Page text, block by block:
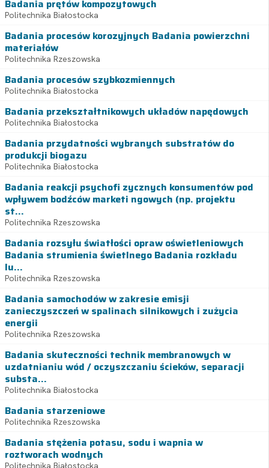
Badania prętów kompozytowych
Politechnika Białostocka
Badania procesów korozyjnych Badania powierzchni
materiałów
Politechnika Rzeszowska
Badania procesów szybkozmiennych
Politechnika Białostocka
Badania przekształtnikowych układów napędowych
Politechnika Białostocka
Badania przydatności wybranych substratów do
produkcji biogazu
Politechnika Białostocka
Badania reakcji psychofi zycznych konsumentów pod
wpływem bodźców marketi ngowych (np. projektu
st...
Politechnika Rzeszowska
Badania rozsyłu światłości opraw oświetleniowych
Badania strumienia świetlnego Badania rozkładu
lu...
Politechnika Rzeszowska
Badania samochodów w zakresie emisji
zanieczyszczeń w spalinach silnikowych i zużycia
energii
Politechnika Rzeszowska
Badania skuteczności technik membranowych w
uzdatnianiu wód / oczyszczaniu ścieków, separacji
substa...
Politechnika Białostocka
Badania starzeniowe
Politechnika Rzeszowska
Badania stężenia potasu, sodu i wapnia w
roztworach wodnych
Politechnika Białostocka